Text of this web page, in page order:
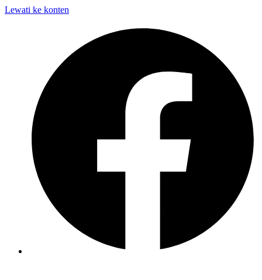
Lewati ke konten